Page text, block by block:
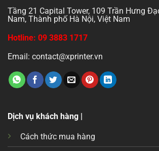
Tầng 21 Capital Tower, 109 Trần Hưng
Nam, Thành phố Hà Nội, Việt Nam
Hotline: 09 3883 1717
Email: contact@xprinter.vn
Dịch vụ khách hàng |
Cách thức mua hàng